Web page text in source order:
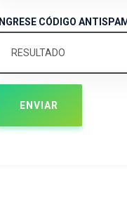
INGRESE CÓDIGO